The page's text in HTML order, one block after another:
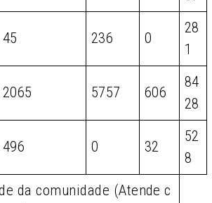
45 236 0
28
1
2065 5757 606
84
28
496 0 32
52
8
da comunidade (Atende c